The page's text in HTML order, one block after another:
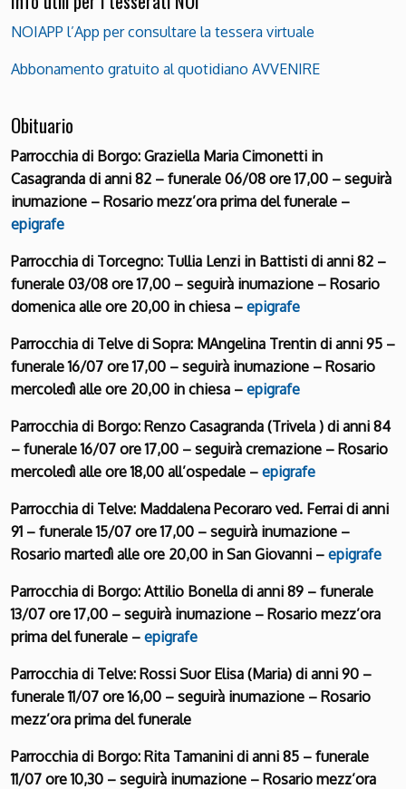
NOIAPP l’App per consultare la tessera virtuale
Abbonamento gratuito al quotidiano AVVENIRE
Obituario
Parrocchia di Borgo: Graziella Maria Cimonetti in
Casagranda di anni 82 – funerale 06/08 ore 17,00 – seguirà
inumazione – Rosario mezz’ora prima del funerale –
epigrafe
Parrocchia di Torcegno: Tullia Lenzi in Battisti di anni 82 –
funerale 03/08 ore 17,00 – seguirà inumazione – Rosario
domenica alle ore 20,00 in chiesa – epigrafe
Parrocchia di Telve di Sopra: MAngelina Trentin di anni 95 –
funerale 16/07 ore 17,00 – seguirà inumazione – Rosario
mercoledì alle ore 20,00 in chiesa – epigrafe
Parrocchia di Borgo: Renzo Casagranda (Trivela ) di anni 84
– funerale 16/07 ore 17,00 – seguirà cremazione – Rosario
mercoledì alle ore 18,00 all’ospedale – epigrafe
Parrocchia di Telve: Maddalena Pecoraro ved. Ferrai di anni
91 – funerale 15/07 ore 17,00 – seguirà inumazione –
Rosario martedì alle ore 20,00 in San Giovanni – epigrafe
Parrocchia di Borgo: Attilio Bonella di anni 89 – funerale
13/07 ore 17,00 – seguirà inumazione – Rosario mezz’ora
prima del funerale – epigrafe
Parrocchia di Telve: Rossi Suor Elisa (Maria) di anni 90 –
funerale 11/07 ore 16,00 – seguirà inumazione – Rosario
mezz’ora prima del funerale
Parrocchia di Borgo: Rita Tamanini di anni 85 – funerale
11/07 ore 10,30 – seguirà inumazione – Rosario mezz’ora